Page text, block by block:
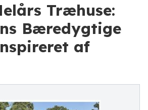
Træhuse:
Bæredygtige
af